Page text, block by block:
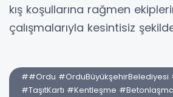
kış koşullarına rağmen
çalışmalarıyla kesintisiz
##Ordu #OrduBüyükşehirBelediyesi
#TaşıtKartı #Kentleşme